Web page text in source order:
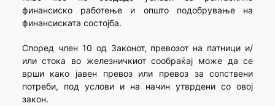
финансиско работење и општо подобрување на
финансиската состојба.
Според член 10 од Законот, превозот на патници и/
или стока во железничкиот сообраќај може да се
врши како јавен превоз или превоз за сопствени
потреби, под услови и на начин утврдени со овој
закон.